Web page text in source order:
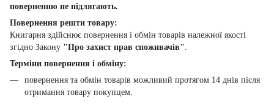
поверненню не підлягають.
Повернення решти товару:
Книгарня здійснює повернення і обмін товарів належної якості
згідно Закону "Про захист прав споживачів".
Терміни повернення і обміну:
повернення та обмін товарів можливий протягом 14 днів після
отримання товару покупцем.